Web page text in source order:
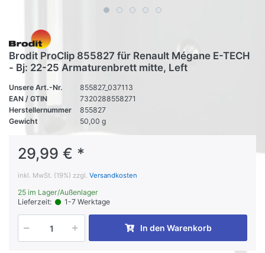
Brodit ProClip 855827 für Renault Mégane E-TECH
- Bj: 22-25 Armaturenbrett mitte, Left
Unsere Art.-Nr.
855827_037113
EAN / GTIN
7320288558271
Herstellernummer
855827
Gewicht
50,00 g
29,99 € *
inkl. MwSt. (19%) zzgl. Versandkosten
25 im Lager/Außenlager
Lieferzeit:
1-7 Werktage
In den Warenkorb